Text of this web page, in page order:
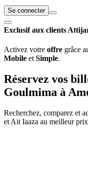
Se connecter
Exclusif aux clients
Activez votre offre grâce
Mobile et Simple.
Réservez vos
Goulmima à
Recherchez, comparez et
et Ait Iaaza au meilleur